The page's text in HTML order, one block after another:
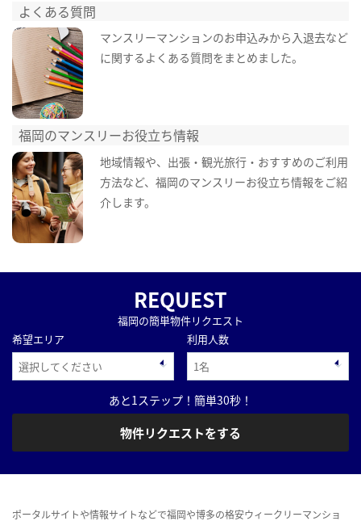
よくある質問
マンスリーマンションのお申込みから入退去など
に関するよくある質問をまとめました。
福岡のマンスリーお役立ち情報
地域情報や、出張・観光旅行・おすすめのご利用
方法など、福岡のマンスリーお役立ち情報をご紹
介します。
REQUEST
福岡の簡単物件リクエスト
希望エリア
利用人数
あと1ステップ！簡単30秒！
物件リクエストをする
ポータルサイトや情報サイトなどで福岡や博多の格安ウィークリーマンショ